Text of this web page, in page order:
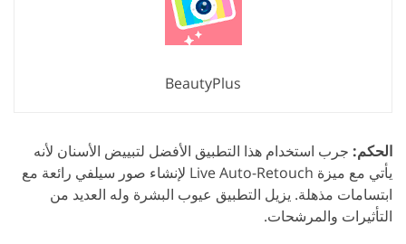
BeautyPlus
الحكم: جرب استخدام هذا التطبيق الأفضل لتبييض الأسنان لأنه
يأتي مع ميزة Live Auto-Retouch لإنشاء صور سيلفي رائعة مع
ابتسامات مذهلة. يزيل التطبيق عيوب البشرة وله العديد من
التأثيرات والمرشحات.